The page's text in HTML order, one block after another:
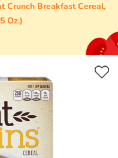
Crunch Breakfast Cereal,
Oz.)